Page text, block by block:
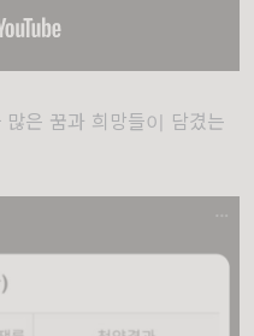
은 꿈과 희망들이 담겼는